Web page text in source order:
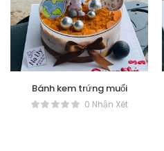
Bánh kem trứng muối
0 Nhận Xét